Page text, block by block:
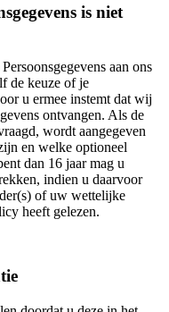
is niet
aan ons
de keuze of je
u ermee instemt dat wij
ontvangen. Als de
wordt aangegeven
en welke optioneel
dan 16 jaar mag u
indien u daarvoor
of uw wettelijke
heeft gelezen.